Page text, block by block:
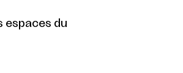
espaces du